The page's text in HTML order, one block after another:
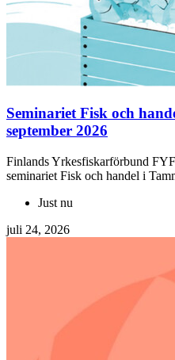
Seminariet Fisk och
september 2026
Finlands Yrkesfiskarförbund
seminariet Fisk och handel i
Just nu
juli 24, 2026